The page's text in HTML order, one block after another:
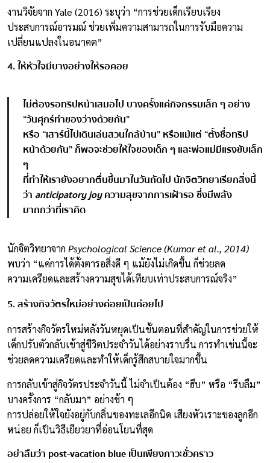
งานวิจัยจาก Yale (2016) ระบุว่า “การช่วยเด็กเรียบเรียง
ประสบการณ์อารมณ์ ช่วยเพิ่มความสามารถในการรับมือความ
เปลี่ยนแปลงในอนาคต”
4. ให้หัวใจมีบางอย่างให้รอคอย
ไม่ต้องรอทริปหน้าเสมอไป บางครั้งแค่กิจกรรมเล็ก ๆ อย่าง
“วันศุกร์ทำของว่างด้วยกัน”
หรือ “เสาร์นี้ไปเดินเล่นสวนใกล้บ้าน” หรือแม้แต่ “ตั้งชื่อทริป
หน้าด้วยกัน” ก็พอจะช่วยให้ใจของเด็ก ๆ และพ่อแม่มีแรงขับเล็ก
ๆ
ที่ทำให้เรายังอยากตื่นขึ้นมาในวันถัดไป นักจิตวิทยาเรียกสิ่งนี้
ว่า anticipatory joyความสุขจากการเฝ้ารอ ซึ่งมีพลัง
มากกว่าที่เราคิด
นักจิตวิทยาจาก Psychological Science (Kumar et al., 2014)
พบว่า “แค่การได้ตั้งตารอสิ่งดี ๆ แม้ยังไม่เกิดขึ้น ก็ช่วยลด
ความเครียดและสร้างความสุขได้เทียบเท่าประสบการณ์จริง”
5.สร้างกิจวัตรใหม่อย่างค่อยเป็นค่อยไป
การสร้างกิจวัตรใหม่หลังวันหยุดเป็นขั้นตอนที่สำคัญในการช่วยให้
เด็กปรับตัวกลับเข้าสู่ชีวิตประจำวันได้อย่างราบรื่น การทำเช่นนี้จะ
ช่วยลดความเครียดและทำให้เด็กรู้สึกสบายใจมากขึ้น
การกลับเข้าสู่กิจวัตรประจำวันนี้ ไม่จำเป็นต้อง “ฮึบ” หรือ “รีบลืม”
บางครั้งการ “กลับมา” อย่างช้า ๆ
การปล่อยให้ใจยังอยู่กับกลิ่นของทะเลอีกนิด เสียงหัวเราะของลูกอีก
หน่อย ก็เป็นวิธีเยียวยาที่อ่อนโยนที่สุด
อย่าลืมว่า post-vacation blue เป็นเพียงภาวะชั่วคราว